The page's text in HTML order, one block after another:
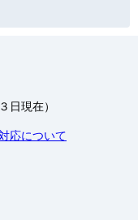
日現在）
応について